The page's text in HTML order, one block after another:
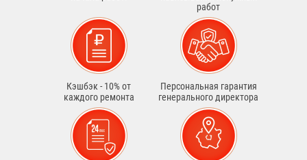
работ
Кэшбэк - 10% от
каждого ремонта
Персональная гарантия
генерального директора